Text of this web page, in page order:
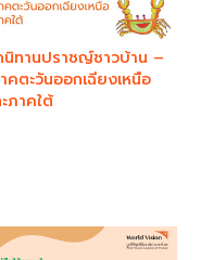
นิทานปราชญ์ชาวบ้าน –
คตะวันออกเฉียงเหนือ
ภาคใต้